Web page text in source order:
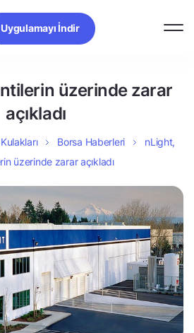
Uygulamayı İndir
üzerinde zarar
açıkladı
Borsa Haberleri
nLight,
üzerinde zarar açıkladı